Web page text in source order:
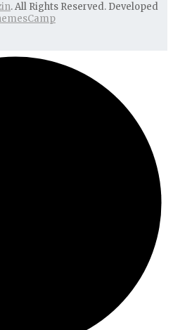
. All Rights Reserved. Developed